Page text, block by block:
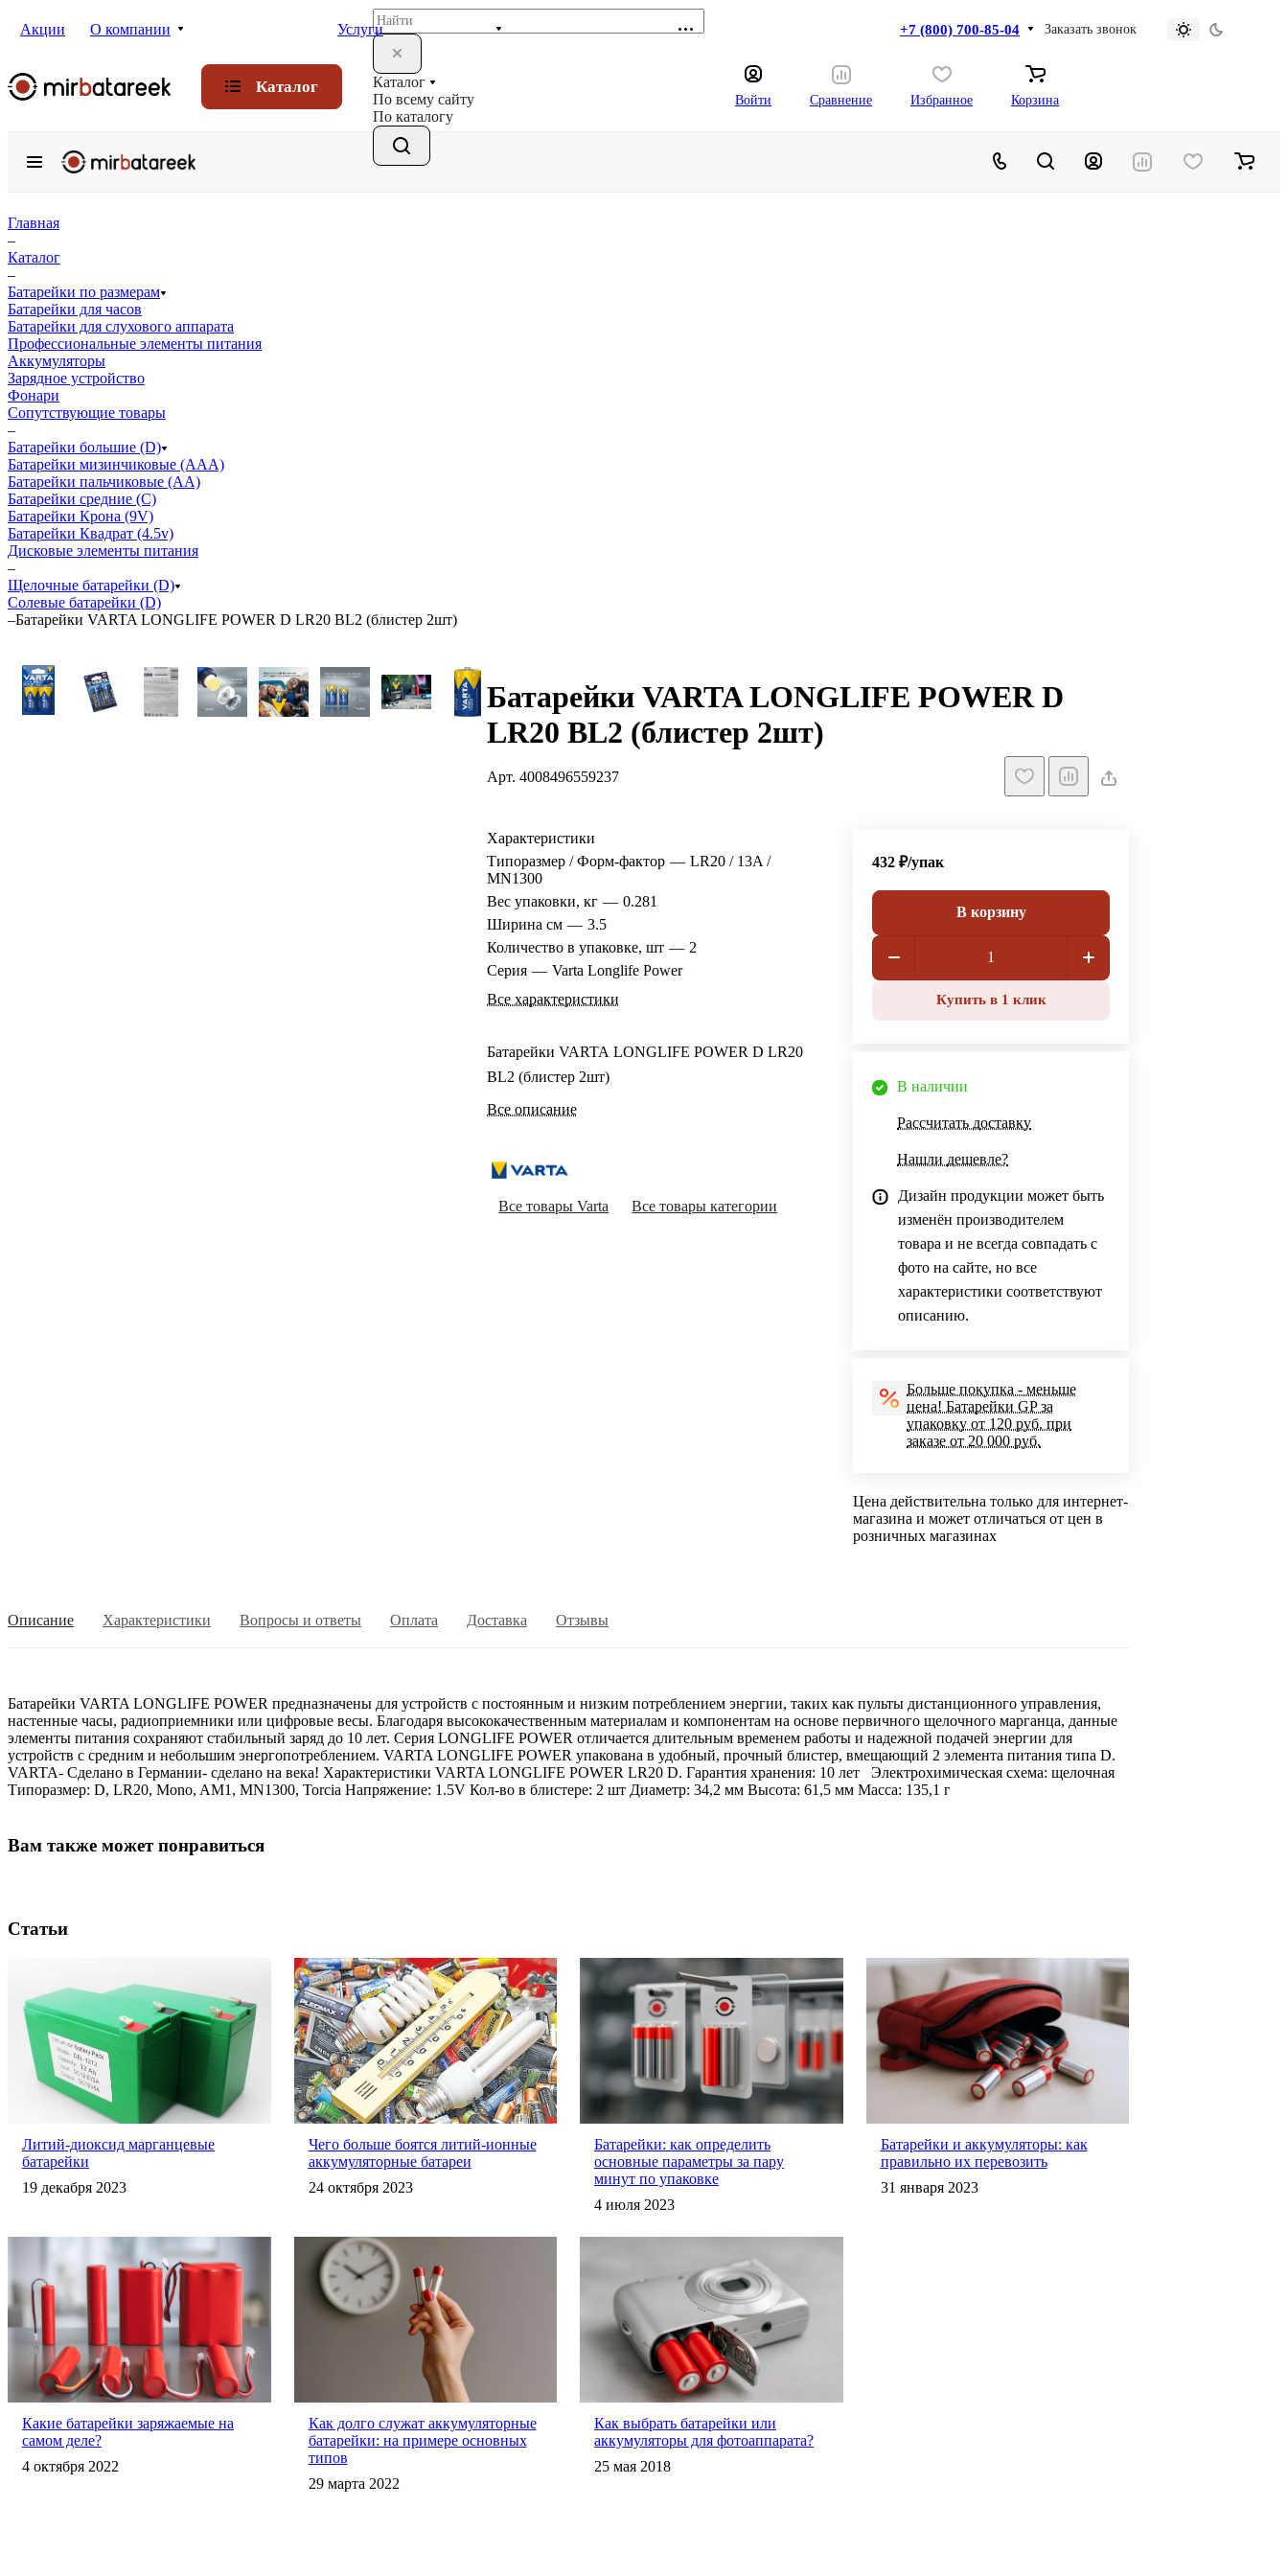
Акции О компании Услуги +7 (800) 700-85-04 Заказать звонок
Каталог
Каталог
По всему сайту
По каталогу
Войти Сравнение Избранное Корзина
Главная
–
Каталог
–
Батарейки по размерам
Батарейки для часов
Батарейки для слухового аппарата
Профессиональные элементы питания
Аккумуляторы
Зарядное устройство
Фонари
Сопутствующие товары
–
Батарейки большие (D)
Батарейки мизинчиковые (ААА)
Батарейки пальчиковые (АА)
Батарейки средние (С)
Батарейки Крона (9V)
Батарейки Квадрат (4.5v)
Дисковые элементы питания
–
Щелочные батарейки (D)
Солевые батарейки (D)
–Батарейки VARTA LONGLIFE POWER D LR20 BL2 (блистер 2шт)
Батарейки VARTA LONGLIFE POWER D
LR20 BL2 (блистер 2шт)
Арт.4008496559237
Характеристики
Типоразмер / Форм-фактор — LR20 / 13A /
MN1300
Вес упаковки, кг — 0.281
Ширина см — 3.5
Количество в упаковке, шт — 2
Серия — Varta Longlife Power
Все характеристики
Батарейки VARTA LONGLIFE POWER D LR20
BL2 (блистер 2шт)
Все описание
Все товары Varta Все товары категории
432 ₽/упак
В корзину
Купить в 1 клик
В наличии
Рассчитать доставку
Нашли дешевле?
Дизайн продукции может быть
изменён производителем
товара и не всегда совпадать с
фото на сайте, но все
характеристики соответствуют
описанию.
Больше покупка - меньше
цена! Батарейки GP за
упаковку от 120 руб. при
заказе от 20 000 руб.
Цена действительна только для интернет-
магазина и может отличаться от цен в
розничных магазинах
Описание Характеристики Вопросы и ответы Оплата Доставка Отзывы
Батарейки VARTA LONGLIFE POWER предназначены для устройств с постоянным и низким потреблением энергии, таких как пульты дистанционного управления,
настенные часы, радиоприемники или цифровые весы. Благодаря высококачественным материалам и компонентам на основе первичного щелочного марганца, данные
элементы питания сохраняют стабильный заряд до 10 лет. Серия LONGLIFE POWER отличается длительным временем работы и надежной подачей энергии для
устройств с средним и небольшим энергопотреблением. VARTA LONGLIFE POWER упакована в удобный, прочный блистер, вмещающий 2 элемента питания типа D.
VARTA- Сделано в Германии- сделано на века! Характеристики VARTA LONGLIFE POWER LR20 D. Гарантия хранения: 10 лет Электрохимическая схема: щелочная
Типоразмер: D, LR20, Mono, AM1, MN1300, Torcia Напряжение: 1.5V Кол-во в блистере: 2 шт Диаметр: 34,2 мм Высота: 61,5 мм Масса: 135,1 г
Вам также может понравиться
Статьи
Литий-диоксид марганцевые
батарейки
19 декабря 2023
Чего больше боятся литий-ионные
аккумуляторные батареи
24 октября 2023
Батарейки: как определить
основные параметры за пару
минут по упаковке
4 июля 2023
Батарейки и аккумуляторы: как
правильно их перевозить
31 января 2023
Какие батарейки заряжаемые на
самом деле?
4 октября 2022
Как долго служат аккумуляторные
батарейки: на примере основных
типов
29 марта 2022
Как выбрать батарейки или
аккумуляторы для фотоаппарата?
25 мая 2018